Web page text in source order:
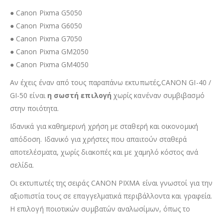
● Canon Pixma G5050
● Canon Pixma G6050
● Canon Pixma G7050
● Canon Pixma GM2050
● Canon Pixma GM4050
Αν έχεις έναν από τους παραπάνω εκτυπωτές,CANON GI-40 /
GI-50 είναι η σωστή επιλογή χωρίς κανέναν συμβιβασμό
στην ποιότητα.
Ιδανικά για καθημερινή χρήση με σταθερή και οικονομική
απόδοση. Ιδανικό για χρήστες που απαιτούν σταθερά
αποτελέσματα, χωρίς διακοπές και με χαμηλό κόστος ανά
σελίδα.
Οι εκτυπωτές της σειράς CANON PIXMA είναι γνωστοί για την
αξιοπιστία τους σε επαγγελματικά περιβάλλοντα και γραφεία.
Η επιλογή ποιοτικών συμβατών αναλωσίμων, όπως το